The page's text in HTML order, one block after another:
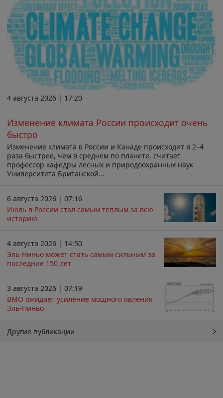
4 августа 2026 | 17:20
Изменение климата России происходит очень
быстро
Изменение климата в России и Канаде происходит в 2–4
раза быстрее, чем в среднем по планете, считает
профессор кафедры лесных и природоохранных наук
Университета Британской...
6 августа 2026 | 07:16
Июль в России стал самым тёплым за всю
историю
4 августа 2026 | 14:50
Эль-Ниньо может стать самым сильным за
последние 150 лет
3 августа 2026 | 07:19
ВМО ожидает усиление мощного явления
Эль-Ниньо
Другие публикации